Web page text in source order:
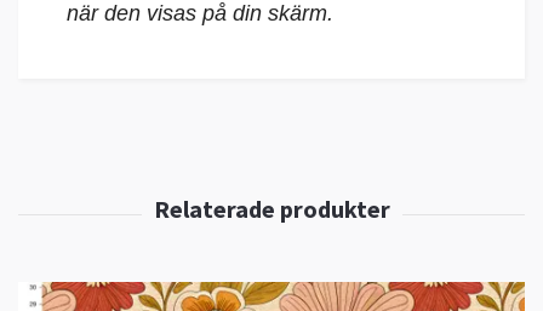
när den visas på din skärm.